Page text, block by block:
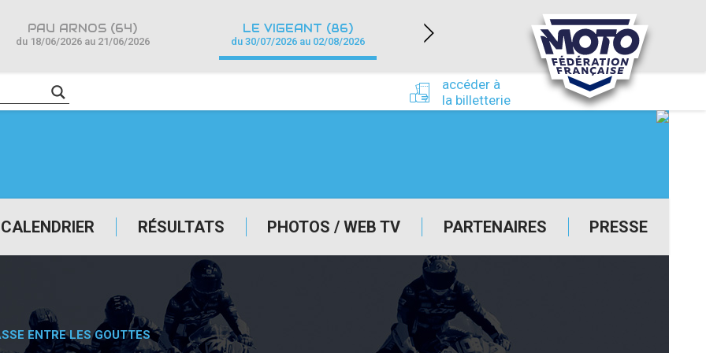
CALENDRIER RÉSULTATS PHOTOS / WEB TV PARTENAIRES PRESSE
accéder à
la billetterie
PAU ARNOS (64)
du 18/06/2026 au 21/06/2026
LE VIGEANT (86)
du 30/07/2026 au 02/08/2026
NEVERS MAGNY-COURS (58)
du 24/09/2026 au 27/09/2026
ENTRE LES GOUTTES